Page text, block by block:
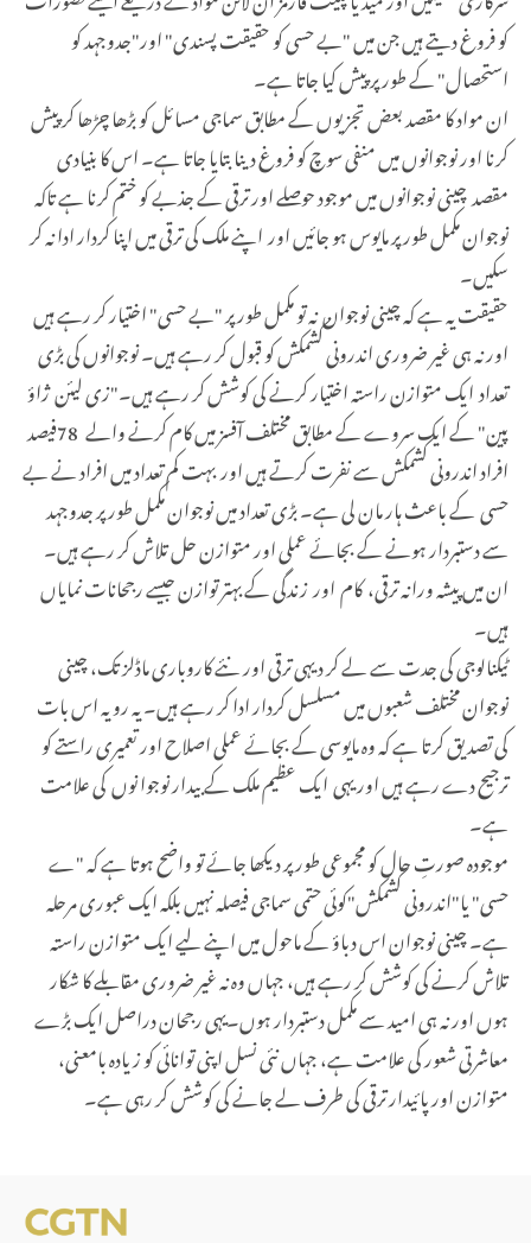
کو فروغ دیتے ہیں جن میں "بے حسی کو حقیقت پسندی" اور"جدوجہد کو
استحصال" کے طور پر پیش کیا جاتا ہے۔
ان مواد کا مقصد بعض تجزیوں کے مطابق سماجی مسائل کو بڑھا چڑھا کر پیش
کرنا اور نوجوانوں میں منفی سوچ کو فروغ دینا بتایا جاتا ہے۔ اس کا بنیادی
مقصد چینی نوجوانوں میں موجود حوصلے اور ترقی کے جذبے کو ختم کرنا ہے تاکہ
نوجوان مکمل طور پر مایوس ہو جائیں اور اپنے ملک کی ترقی میں اپنا کردار ادا نہ کر
سکیں۔
حقیقت یہ ہے کہ چینی نوجوان نہ تو مکمل طور پر "بے حسی" اختیار کر رہے ہیں
اور نہ ہی غیر ضروری اندرونی کشمکش کو قبول کر رہے ہیں۔ نوجوانوں کی بڑی
تعداد ایک متوازن راستہ اختیار کرنے کی کوشش کر رہے ہیں۔"زی لیئن ژاؤ
پین" کے ایک سروے کے مطابق مختلف آفسز میں کام کرنے والے78فیصد
افراد اندرونی کشمکش سے نفرت کرتے ہیں اور بہت کم تعداد میں افراد نے بے
حسی کے باعث ہار مان لی ہے۔ بڑی تعداد میں نوجوان مکمل طور پر جدوجہد
سے دستبردار ہونے کے بجائے عملی اور متوازن حل تلاش کر رہے ہیں۔
ان میں پیشہ ورانہ ترقی، کام اور زندگی کے بہتر توازن جیسے رجحانات نمایاں
ہیں۔
ٹیکنالوجی کی جدت سے لے کر دیہی ترقی اور نئے کاروباری ماڈلز تک، چینی
نوجوان مختلف شعبوں میں مسلسل کردار ادا کر رہے ہیں۔ یہ رویہ اس بات
کی تصدیق کرتا ہے کہ وہ مایوسی کے بجائے عملی اصلاح اور تعمیری راستے کو
ترجیح دے رہے ہیں اور یہی ایک عظیم ملک کے بیدار نوجوا نوں کی علامت
ہے۔
موجودہ صورتِ حال کو مجموعی طور پر دیکھا جائے تو واضح ہوتا ہے کہ "ے
حسی" یا"اندرونی کشمکش"کوئی حتمی سماجی فیصلہ نہیں بلکہ ایک عبوری مرحلہ
ہے۔ چینی نوجوان اس دباؤ کے ماحول میں اپنے لیے ایک متوازن راستہ
تلاش کرنے کی کوشش کر رہے ہیں، جہاں وہ نہ غیر ضروری مقابلے کا شکار
ہوں اور نہ ہی امید سے مکمل دستبردار ہوں۔یہی رجحان دراصل ایک بڑے
معاشرتی شعور کی علامت ہے، جہاں نئی نسل اپنی توانائی کو زیادہ بامعنی،
متوازن اور پائیدار ترقی کی طرف لے جانے کی کوشش کر رہی ہے۔